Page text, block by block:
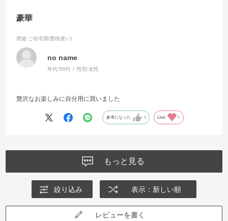
豪華
用途:ご自宅用(普段使い)
no name
年代:50代 性別:女性
贅沢なお楽しみに自分用に買いました
参考になった 0 Like! 0
もっと見る
絞り込み 表示：新しい順
レビューを書く